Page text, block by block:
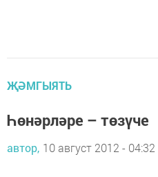
ҖӘМГЫЯТЬ
Һөнәрләре – төзүче
автор, 10 август 2012 - 04:32